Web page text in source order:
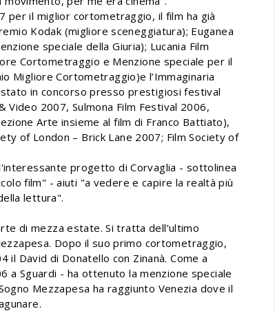
per il miglior cortometraggio, il film ha già
Kodak (migliore sceneggiatura); Euganea
speciale della Giuria); Lucania Film
Cortometraggio e Menzione speciale per il
Migliore Cortometraggio)e l’Immaginaria
in concorso presso prestigiosi festival
Video 2007, Sulmona Film Festival 2006,
Arte insieme al film di Franco Battiato),
of London – Brick Lane 2007; Film Society of
progetto di Corvaglia - sottolinea
film" - aiuti "a vedere e capire la realtà più
lettura".
di mezza estate. Si tratta dell’ultimo
Dopo il suo primo cortometraggio,
David di Donatello con Zinanà. Come a
a Sguardi - ha ottenuto la menzione speciale
Mezzapesa ha raggiunto Venezia dove il